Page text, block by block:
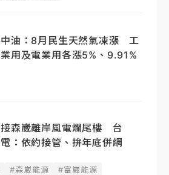
中油：8月民生天然氣凍漲 工
業用及電業用各漲5%、9.91%
接森崴離岸風電爛尾樓 台
電：依約接管、拚年底併網
#森崴能源 #富崴能源